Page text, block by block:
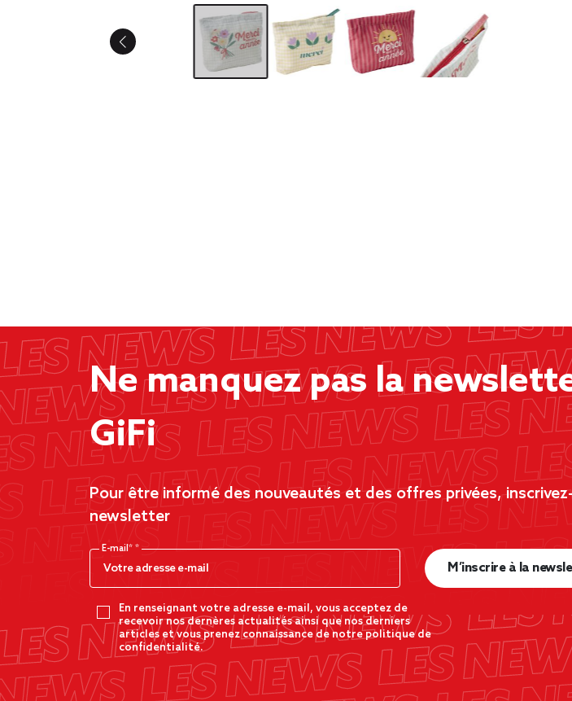
Ne manquez pas la
GiFi
Pour être informé des nouveautés et des offres privées,
newsletter
E-mail*
En renseignant votre adresse e-mail, vous acceptez de
recevoir nos dernères actualités ainsi que nos derniers
articles et vous prenez connaissance de notre politique de
confidentialité.
M’inscrire à la